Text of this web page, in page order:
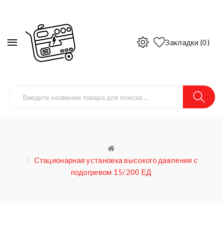
Закладки (0)
Стационарная установка высокого давления с
подогревом 15/200 ЕД